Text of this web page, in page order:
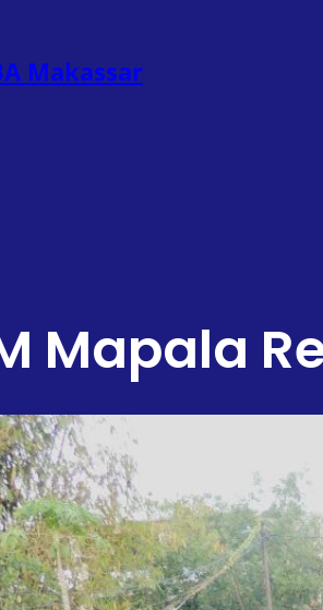
Makassar
Mapala